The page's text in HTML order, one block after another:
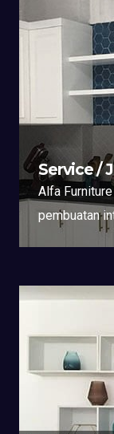
Service /
Alfa
pembuatan